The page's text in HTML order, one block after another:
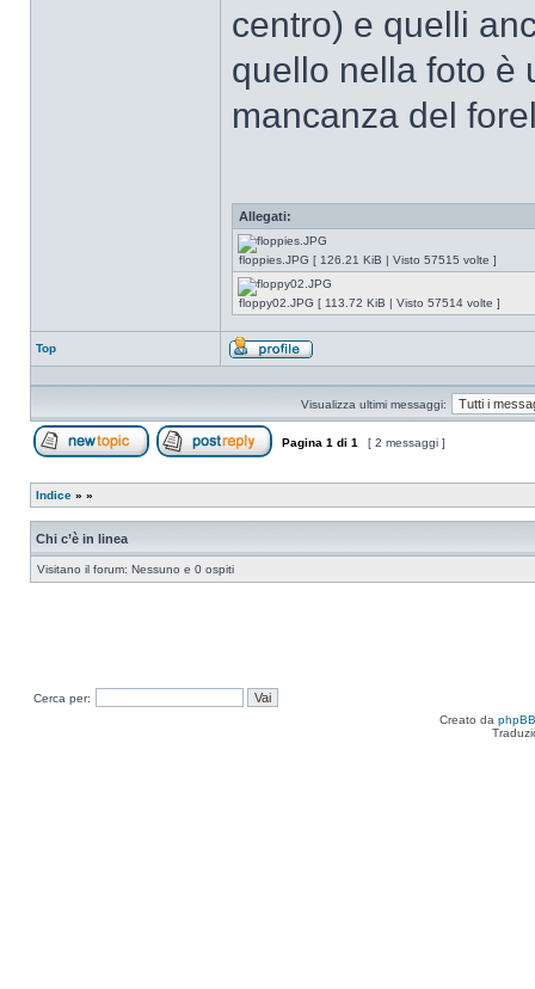
centro) e quelli
quello nella foto è
mancanza del
Allegati:
floppies.JPG [ 126.21 KiB | Visto 57515 volte ]
floppy02.JPG [ 113.72 KiB | Visto 57514 volte ]
Top
Profilo
Visualizza ultimi messaggi:
Pagina 1 di 1 [ 2 messaggi ]
Indice » »
Chi c’è in linea
Visitano il forum: Nessuno e 0 ospiti
Cerca per:
Creato da phpBB